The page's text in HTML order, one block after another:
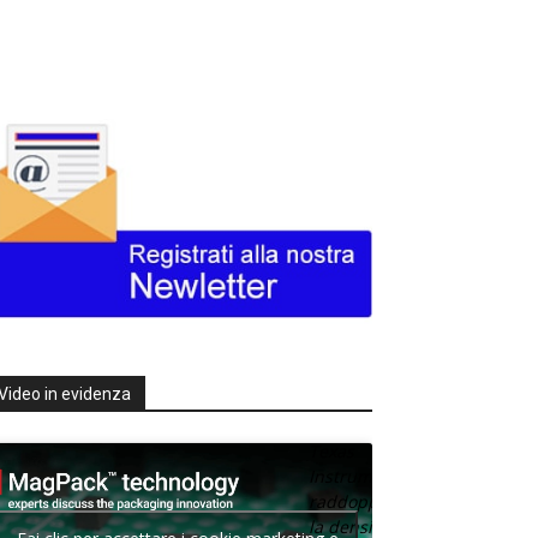
in evidenza
Texas
raddoppia
la densità